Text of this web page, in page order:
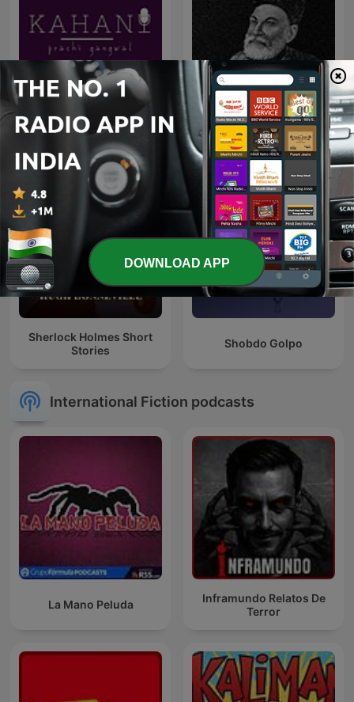
Kahani
Shahari Aur Ghazal शायरी
और ग़ज़ल
Sherlock Holmes Short
Stories
Shobdo Golpo
International Fiction podcasts
La Mano Peluda
Inframundo Relatos De
Terror
DOWNLOAD APP